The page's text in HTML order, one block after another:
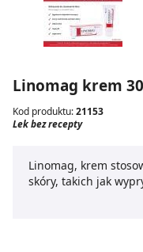
Linomag krem
Kod produktu:21153
Lek bez recepty
Linomag, krem
skóry, takich jak